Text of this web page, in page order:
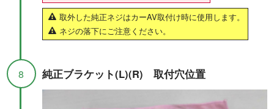
取外した純正ネジはカーAV取付け時に使用します。
ネジの落下にご注意ください。
8 純正ブラケット(L)(R) 取付穴位置